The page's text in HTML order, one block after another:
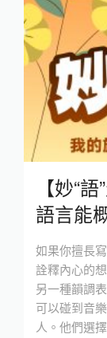
【妙“
語言能
如果你擅長
詮釋內心的
另一種韻調
可以碰到音
人。他們選